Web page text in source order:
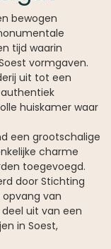
bewogen
tijd waarin
vormgaven.
uit tot een
huiskamer waar
een grootschalige
charme
toegevoegd.
door Stichting
opvang van
uit van een
in Soest,